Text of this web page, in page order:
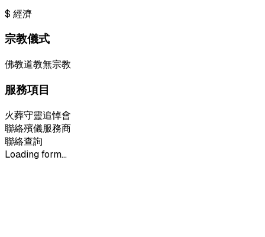
$ 經濟
宗教儀式
佛教道教無宗教
服務項目
火葬守靈追悼會
聯絡殯儀服務商
聯絡查詢
Loading form...